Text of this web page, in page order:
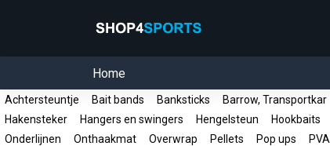
Home
Achtersteuntje Bait bands Banksticks Barrow, Transportkar
Hakensteker
Hangers en swingers Hengelsteun Hookbaits
Onderlijnen
Onthaakmat Overwrap Pellets Pop ups PVA